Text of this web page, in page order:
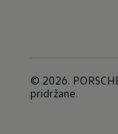
© 2026.
pridržane.